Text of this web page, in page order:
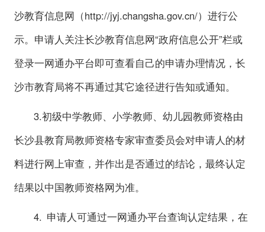
沙教育信息网（http://jyj.changsha.gov.cn/）进行公
示。申请人关注长沙教育信息网“政府信息公开”栏或
登录一网通办平台即可查看自己的申请办理情况，长
沙市教育局将不再通过其它途径进行告知或通知。
3.初级中学教师、小学教师、幼儿园教师资格由
长沙县教育局教师资格专家审查委员会对申请人的材
料进行网上审查，并作出是否通过的结论，最终认定
结果以中国教师资格网为准。
4. 申请人可通过一网通办平台查询认定结果，在